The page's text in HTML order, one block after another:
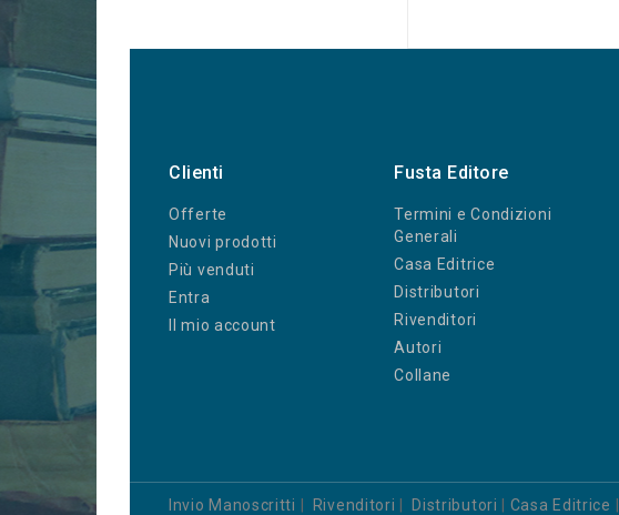
Clienti
Offerte
Nuovi prodotti
Più venduti
Entra
Il mio account
Fusta Editore
Termini e Condizioni
Generali
Casa Editrice
Distributori
Rivenditori
Autori
Collane
Invio Manoscritti Rivenditori Distributori Casa Editrice